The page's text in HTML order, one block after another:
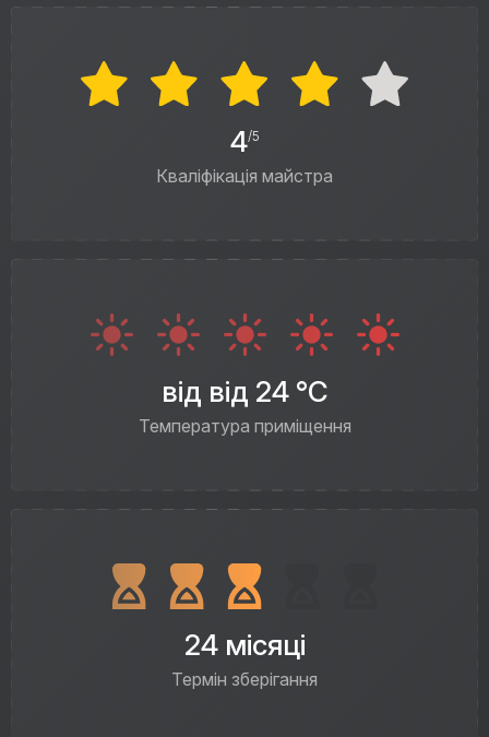
4/5
Кваліфікація майстра
від від 24 °C
Температура приміщення
24 місяці
Термін зберігання